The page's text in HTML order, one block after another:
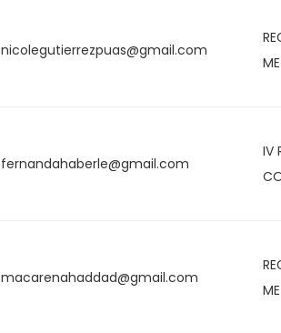
nicolegutierrezpuas@gmail.com
fernandahaberle@gmail.com
IV
macarenahaddad@gmail.com